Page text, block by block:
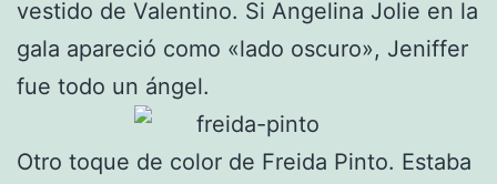
vestido de Valentino. Si Angelina Jolie en la
gala apareció como «lado oscuro», Jeniffer
fue todo un ángel.
Otro toque de color de Freida Pinto. Estaba